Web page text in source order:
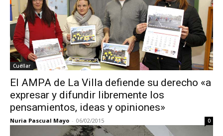
Cuéllar
El AMPA de La Villa defiende su derecho «a
expresar y difundir libremente los
pensamientos, ideas y opiniones»
Nuria Pascual Mayo - 06/02/2015 0